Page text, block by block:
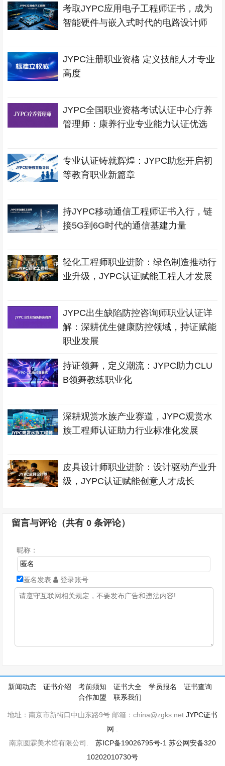
考取JYPC应用电子工程师证书，成为
智能硬件与嵌入式时代的电路设计师
JYPC注册职业资格 定义技能人才专业
高度
JYPC全国职业资格考试认证中心疗养
管理师：康养行业专业能力认证优选
专业认证铸就辉煌：JYPC助您开启初
等教育职业新篇章
持JYPC移动通信工程师证书入行，链
接5G到6G时代的通信基建力量
轻化工程师职业进阶：绿色制造推动行
业升级，JYPC认证赋能工程人才发展
JYPC出生缺陷防控咨询师职业认证详
解：深耕优生健康防控领域，持证赋能
职业发展
持证领舞，定义潮流：JYPC助力CLU
B领舞教练职业化
深耕观赏水族产业赛道，JYPC观赏水
族工程师认证助力行业标准化发展
皮具设计师职业进阶：设计驱动产业升
级，JYPC认证赋能创意人才成长
留言与评论（共有0 条评论）
昵称：
匿名发表 登录账号
新闻动态 证书介绍 考前须知 证书大全 学员报名
证书查询
合作加盟
联系我们
地址：南京市新街口中山东路9号 邮箱：china@zgks.net JYPC证书
网 .
南京圆霖美术馆有限公司. 苏ICP备19026795号-1 苏公网安备320
10202010730号